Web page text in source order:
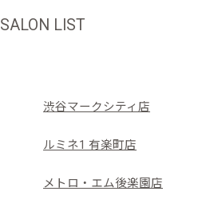
SALON LIST
渋谷マークシティ店
ルミネ1 有楽町店
メトロ・エム後楽園店